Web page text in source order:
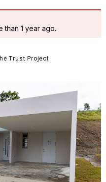
than 1 year ago.